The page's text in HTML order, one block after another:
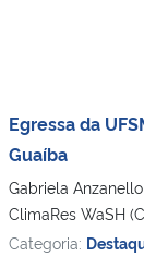
Egressa da
Guaíba
Gabriela
ClimaRes WaSH
Categoria: